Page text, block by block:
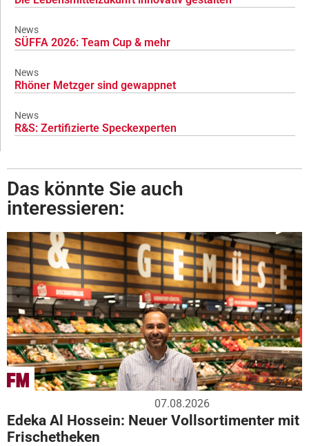
News
SÜFFA 2026: Team Cup & mehr
News
Rhöner Metzger sind gewappnet
News
R&S: Zertifizierte Speckexperten
Das könnte Sie auch
interessieren:
07.08.2026
Edeka Al Hossein: Neuer Vollsortimenter mit
Frischetheken